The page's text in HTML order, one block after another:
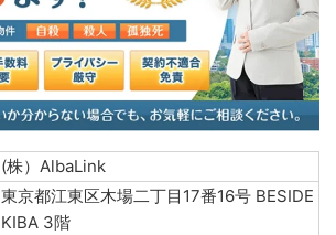
(株）AlbaLink
東京都江東区木場二丁目17番16号 BESIDE
KIBA 3階